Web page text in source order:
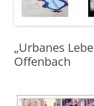
„Urbanes
Offenbach